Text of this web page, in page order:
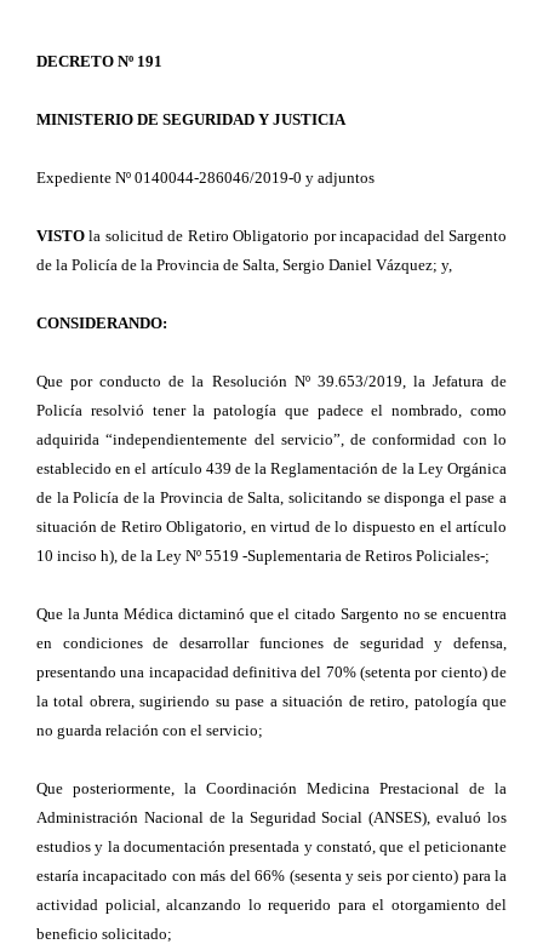
DECRETO Nº 191
MINISTERIO DE SEGURIDAD Y JUSTICIA
Expediente Nº 0140044-286046/2019-0 y adjuntos
VISTOla solicitud de Retiro Obligatorio por incapacidad del Sargento
de la Policía de la Provincia de Salta, Sergio Daniel Vázquez; y,
CONSIDERANDO:
Que por conducto de la Resolución Nº 39.653/2019, la Jefatura de
Policía resolvió tener la patología que padece el nombrado, como
adquirida “independientemente del servicio”, de conformidad con lo
establecido en el artículo 439 de la Reglamentación de la Ley Orgánica
de la Policía de la Provincia de Salta, solicitando se disponga el pase a
situación de Retiro Obligatorio, en virtud de lo dispuesto en el artículo
10 inciso h), de la Ley Nº 5519 -Suplementaria de Retiros Policiales-;
Que la Junta Médica dictaminó que el citado Sargento no se encuentra
en condiciones de desarrollar funciones de seguridad y defensa,
presentando una incapacidad definitiva del 70% (setenta por ciento) de
la total obrera, sugiriendo su pase a situación de retiro, patología que
no guarda relación con el servicio;
Que posteriormente, la Coordinación Medicina Prestacional de la
Administración Nacional de la Seguridad Social (ANSES), evaluó los
estudios y la documentación presentada y constató, que el peticionante
estaría incapacitado con más del 66% (sesenta y seis por ciento) para la
actividad policial, alcanzando lo requerido para el otorgamiento del
beneficio solicitado;